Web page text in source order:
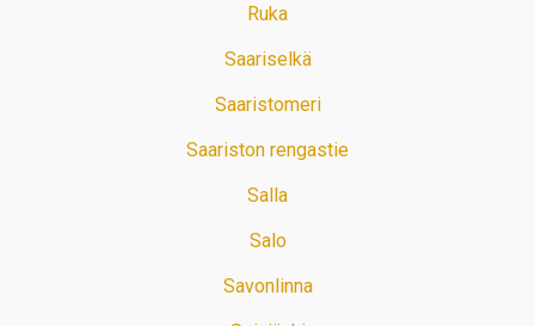
Ruka
Saariselkä
Saaristomeri
Saariston rengastie
Salla
Salo
Savonlinna